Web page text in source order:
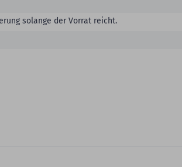
solange der Vorrat reicht.